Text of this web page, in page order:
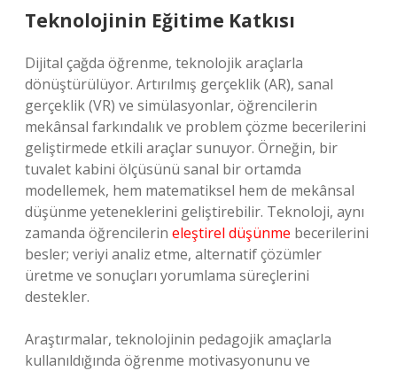
Teknolojinin Eğitime Katkısı
Dijital çağda öğrenme, teknolojik araçlarla
dönüştürülüyor. Artırılmış gerçeklik (AR), sanal
gerçeklik (VR) ve simülasyonlar, öğrencilerin
mekânsal farkındalık ve problem çözme becerilerini
geliştirmede etkili araçlar sunuyor. Örneğin, bir
tuvalet kabini ölçüsünü sanal bir ortamda
modellemek, hem matematiksel hem de mekânsal
düşünme yeteneklerini geliştirebilir. Teknoloji, aynı
zamanda öğrencilerin eleştirel düşünme becerilerini
besler; veriyi analiz etme, alternatif çözümler
üretme ve sonuçları yorumlama süreçlerini
destekler.
Araştırmalar, teknolojinin pedagojik amaçlarla
kullanıldığında öğrenme motivasyonunu ve